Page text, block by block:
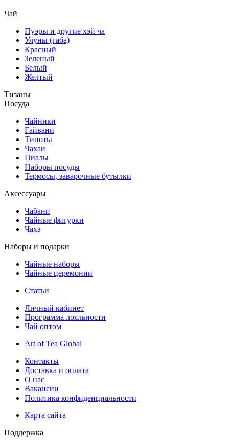
Чай
Пуэры и другие хэй ча
Улуны (габа)
Красный
Зеленый
Белый
Желтый
Тизаны
Посуда
Чайники
Гайвани
Типоты
Чахаи
Пиалы
Наборы посуды
Термосы, заварочные бутылки
Аксессуары
Чабани
Чайные фигурки
Чахэ
Наборы и подарки
Чайные наборы
Чайные церемонии
Статьи
Личный кабинет
Программа лояльности
Чай оптом
Art of Tea Global
Контакты
Доставка и оплата
О нас
Вакансии
Политика конфиденциальности
Карта сайта
Поддержка